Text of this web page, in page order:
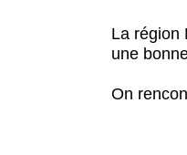
La région
une
On